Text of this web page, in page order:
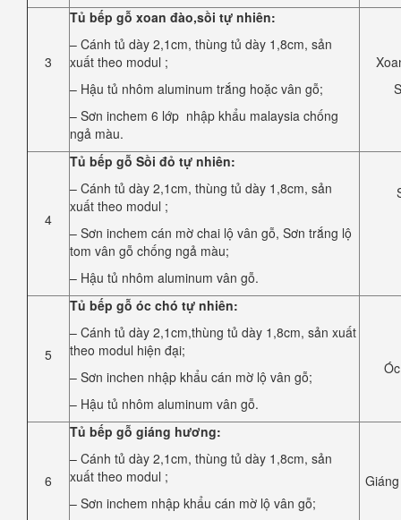
3
Tủ bếp gỗ xoan đào,sồi tự nhiên:
– Cánh tủ dày 2,1cm, thùng tủ dày 1,8cm, sản
xuất theo modul ;
– Hậu tủ nhôm aluminum trắng hoặc vân gỗ;
– Sơn inchem 6 lớp nhập khẩu malaysia chống
ngả màu.
4
Tủ bếp gỗ Sồi đỏ tự nhiên:
– Cánh tủ dày 2,1cm, thùng tủ dày 1,8cm, sản
xuất theo modul ;
– Sơn inchem cán mờ chai lộ vân gỗ, Sơn trắng lộ
tom vân gỗ chống ngả màu;
– Hậu tủ nhôm aluminum vân gỗ.
5
Tủ bếp gỗ óc chó tự nhiên:
– Cánh tủ dày 2,1cm,thùng tủ dày 1,8cm, sản xuất
theo modul hiện đại;
– Sơn inchen nhập khẩu cán mờ lộ vân gỗ;
– Hậu tủ nhôm aluminum vân gỗ.
6
Tủ bếp gỗ giáng hương:
– Cánh tủ dày 2,1cm, thùng tủ dày 1,8cm, sản
xuất theo modul ;
– Sơn inchem nhập khẩu cán mờ lộ vân gỗ;